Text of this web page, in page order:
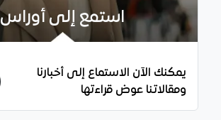
استمع إلى أوراس
يمكنك الآن الاستماع إلى أخبارنا
ومقالاتنا عوض قراءتها